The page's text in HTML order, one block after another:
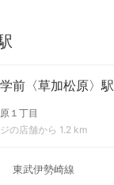
前〈草加松原〉駅
１丁目
の店舗から 1.2 km
東武伊勢崎線